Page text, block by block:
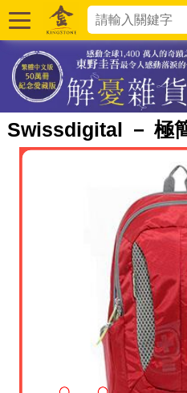
Swissdigital － 極